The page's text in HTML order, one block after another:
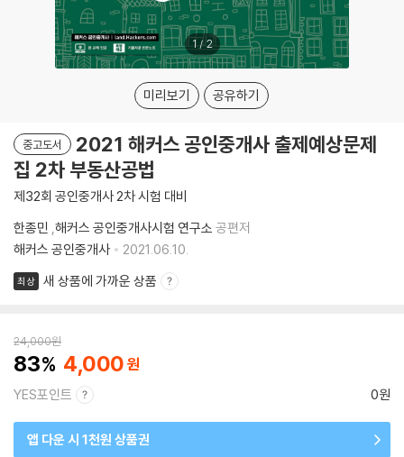
1/2
미리보기 공유하기
중고도서
2021 해커스 공인중개사 출제예상문제
집 2차 부동산공법
제32회 공인중개사 2차 시험 대비
한종민 ,해커스 공인중개사시험 연구소 공편저
해커스 공인중개사
2021.06.10.
최상 새 상품에 가까운 상품
24,000원
83 4,000
YES포인트 0원
앱 다운 시 1천원 상품권